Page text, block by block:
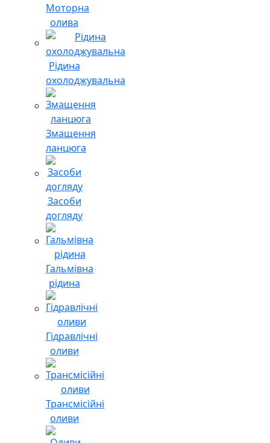
Моторна
олива
Рідина
охолоджувальна
Змащення
ланцюга
Засоби
догляду
Гальмівна
рідина
Гідравлічні
оливи
Трансмісійні
оливи